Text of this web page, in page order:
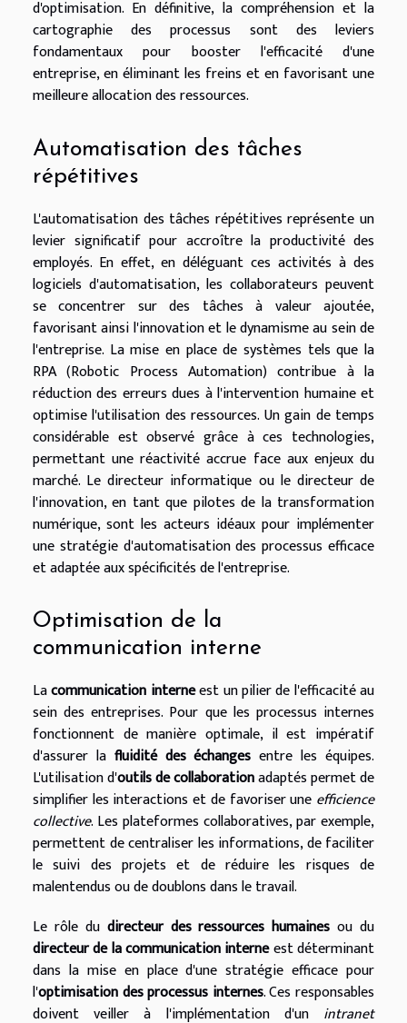
d'optimisation. En définitive, la compréhension et la
cartographie des processus sont des leviers
fondamentaux pour booster l'efficacité d'une
entreprise, en éliminant les freins et en favorisant une
meilleure allocation des ressources.
Automatisation des tâches
répétitives
L'automatisation des tâches répétitives représente un
levier significatif pour accroître la productivité des
employés. En effet, en déléguant ces activités à des
logiciels d'automatisation, les collaborateurs peuvent
se concentrer sur des tâches à valeur ajoutée,
favorisant ainsi l'innovation et le dynamisme au sein de
l'entreprise. La mise en place de systèmes tels que la
RPA (Robotic Process Automation) contribue à la
réduction des erreurs dues à l'intervention humaine et
optimise l'utilisation des ressources. Un gain de temps
considérable est observé grâce à ces technologies,
permettant une réactivité accrue face aux enjeux du
marché. Le directeur informatique ou le directeur de
l'innovation, en tant que pilotes de la transformation
numérique, sont les acteurs idéaux pour implémenter
une stratégie d'automatisation des processus efficace
et adaptée aux spécificités de l'entreprise.
Optimisation de la
communication interne
Lacommunication interneest un pilier de l'efficacité au
sein des entreprises. Pour que les processus internes
fonctionnent de manière optimale, il est impératif
d'assurer la fluidité des échanges entre les équipes.
L'utilisation d'outils de collaborationadaptés permet de
simplifier les interactions et de favoriser une efficience
collective. Les plateformes collaboratives, par exemple,
permettent de centraliser les informations, de faciliter
le suivi des projets et de réduire les risques de
malentendus ou de doublons dans le travail.
Le rôle du directeur des ressources humaines ou du
directeur de la communication interneest déterminant
dans la mise en place d'une stratégie efficace pour
l'optimisation des processus internes. Ces responsables
doivent veiller à l'implémentation d'un intranet